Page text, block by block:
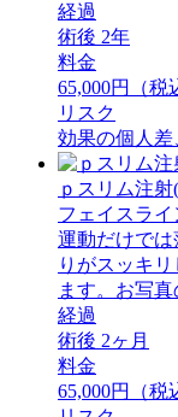
経過
術後 2年
料金
65,000円（税
リスク
効果の個人
ｐスリム注
フェイスラ
運動だけで
りがスッキ
ます。お写
経過
術後 2ヶ月
料金
65,000円（税